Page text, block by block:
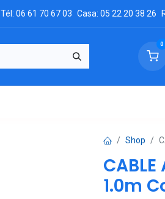
Tél: 06 61 70 67 03 Casa: 05 22 20 38 26
0
Shop
1.0m